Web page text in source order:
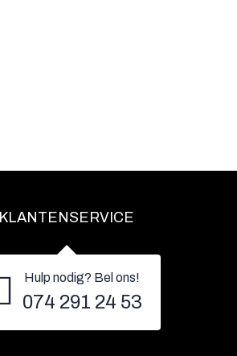
KLANTENSERVICE
Hulp nodig? Bel ons!
074 291 24 53